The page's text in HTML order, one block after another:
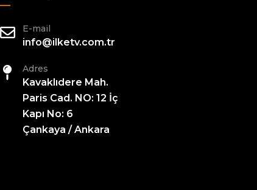
E-mail
info@ilketv.com.tr
Adres
Kavaklıdere Mah.
Paris Cad. NO: 12 İç
Kapı No: 6
Çankaya / Ankara